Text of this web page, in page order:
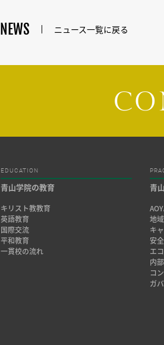
NEWS ニュース一覧に戻る
EDUCATION
青山学院の教育
キリスト教教育
英語教育
国際交流
平和教育
一貫校の流れ
青
地
キ
安
エ
内
コ
ガ